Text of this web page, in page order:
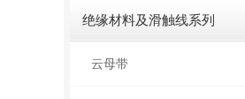
绝缘材料及滑触线系列
云母带